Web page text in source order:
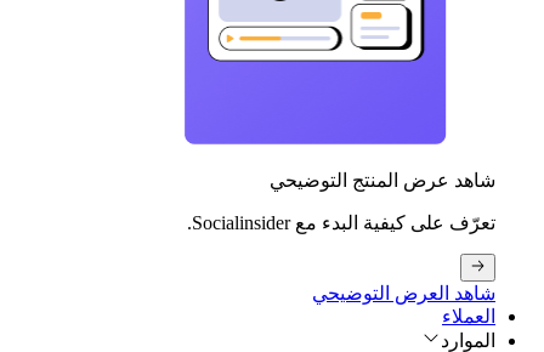
شاهد عرض المنتج التوضيحي
تعرّف على كيفية البدء مع Socialinsider.
شاهد العرض التوضيحي
العملاء
الموارد